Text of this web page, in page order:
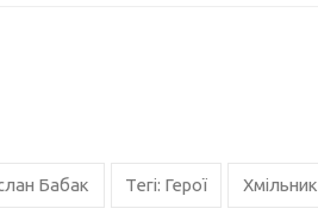
Бабак Тегі: Герої Хмільник